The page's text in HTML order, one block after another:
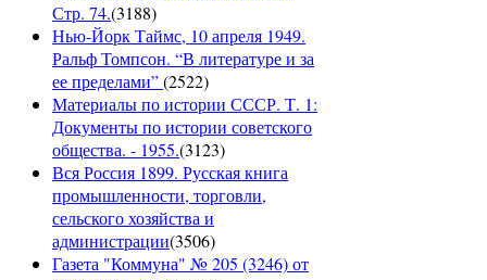
Стр. 74.(3188)
Нью-Йорк Таймс, 10 апреля 1949.
Ральф Томпсон. “В литературе и за
ее пределами”(2522)
Материалы по истории СССР. Т. 1:
Документы по истории советского
общества. - 1955.(3123)
Вся Россия 1899. Русская книга
промышленности, торговли,
сельского хозяйства и
администрации(3506)
Газета "Коммуна" № 205 (3246) от